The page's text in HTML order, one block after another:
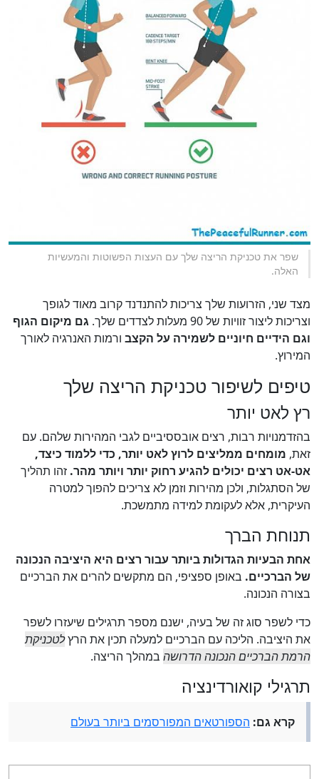
שפר את טכניקת הריצה שלך עם העצות הפשוטות והמעשיות
האלה.
מצד שני, הזרועות שלך צריכות להתנדנד קרוב מאוד לגופך
וצריכות ליצור זוויות של 90 מעלות לצדדים שלך.
גם מיקום הגוף
וגם הידיים חיוניים לשמירה על הקצב ורמות האנרגיה לאורך
המירוץ.
טיפים לשיפור טכניקת הריצה שלך
רץ לאט יותר
בהזדמנויות רבות, רצים אובססיביים לגבי המהירות שלהם. עם
זאת, מומחים ממליצים לרוץ לאט יותר, כדי ללמוד כיצד,
אט-אט רצים יכולים להגיע רחוק יותר ויותר מהר. זהו תהליך
של הסתגלות, ולכן מהירות וזמן לא צריכים להפוך למטרה
העיקרית, אלא לעקומת למידה מתמשכת.
תנוחת הברך
אחת הבעיות הגדולות ביותר עבור רצים היא היציבה הנכונה
של הברכיים. באופן ספציפי, הם מתקשים להרים את הברכיים
בצורה הנכונה.
כדי לשפר סוג זה של בעיה, ישנם מספר תרגילים שיעזרו לשפר
את היציבה. הליכה עם הברכיים למעלה תכין את הרץלטכניקת
הרמת הברכיים הנכונה הדרושה במהלך הריצה.
תרגילי קואורדינציה
קרא גם: הספורטאים המפורסמים ביותר בעולם